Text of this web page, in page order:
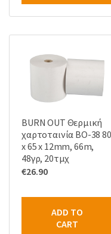
BURN OUT Θερμική
χαρτοταινία BO-38 80
x 65 x 12mm, 66m,
48γρ, 20τμχ
€26.90
ADD TO
CART